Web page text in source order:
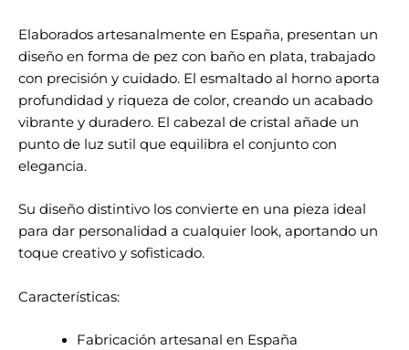
Elaborados artesanalmente en España, presentan un
diseño en forma de pez con baño en plata, trabajado
con precisión y cuidado. El esmaltado al horno aporta
profundidad y riqueza de color, creando un acabado
vibrante y duradero. El cabezal de cristal añade un
punto de luz sutil que equilibra el conjunto con
elegancia.
Su diseño distintivo los convierte en una pieza ideal
para dar personalidad a cualquier look, aportando un
toque creativo y sofisticado.
Características:
Fabricación artesanal en España